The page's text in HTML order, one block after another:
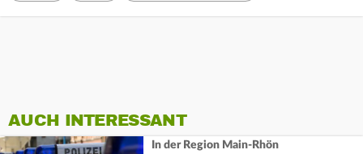
AUCH INTERESSANT
In der Region Main-Rhön